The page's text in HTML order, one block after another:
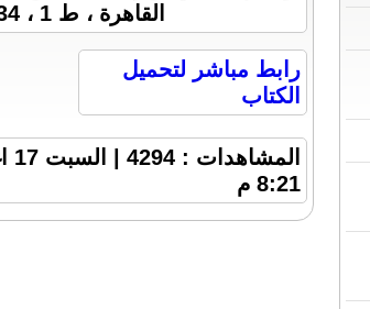
القاهرة ، ط 1 ، 1434 هـ / 2013 ، 752 ص ، 23 M .
رابط مباشر لتحميل
الكتاب
8:21 م